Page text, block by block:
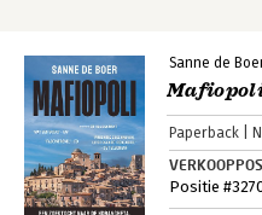
Sanne de
Paperback
Positie